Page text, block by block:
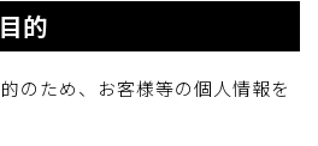
的
のため、お客様等の個人情報を